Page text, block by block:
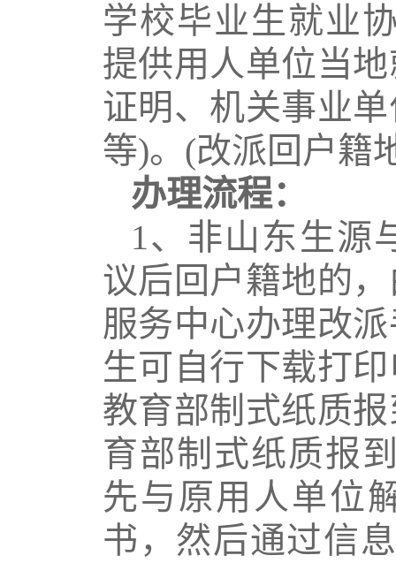
学校毕业生就业
提供用人单位当
证明、机关事业
等)。 (改派回户籍
办理流程：
1、非山东生源
议后回户籍地的
服务中心办理改
生可自行下载打
教育部制式纸质
育部制式纸质报
先与原用人单位
书，然后通过信